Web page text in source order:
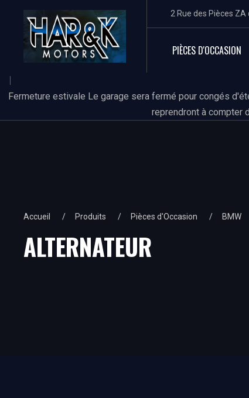
2 Rue des Pièces ZA
PIÈCES D'OCCASION
Fermeture estivale Le garage sera fermé pour congés
reprendront à compter
Accueil Produits Pièces d'Occasion BMW
ALTERNATEUR